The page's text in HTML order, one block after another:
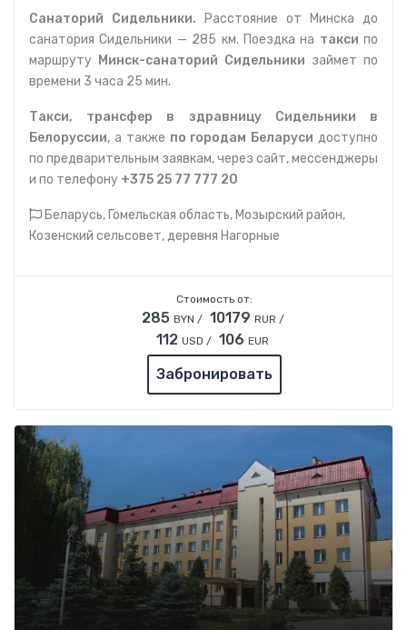
Санаторий Сидельники.
Расстояние от Минска до
санатория Сидельники — 285 км. Поездка на такси по
маршруту
Минск-санаторий Сидельники займет по
времени 3 часа 25 мин.
Такси, трансфер в здравницу Сидельники в
Белоруссии, а также по городам Беларуси доступно
по предварительным заявкам, через сайт, мессенджеры
и по телефону +375 25 77 777 20
Беларусь, Гомельская область, Мозырский район,
Козенский сельсовет, деревня Нагорные
Стоимость от:
285 BYN / 10179 RUR /
112 USD / 106 EUR
Забронировать